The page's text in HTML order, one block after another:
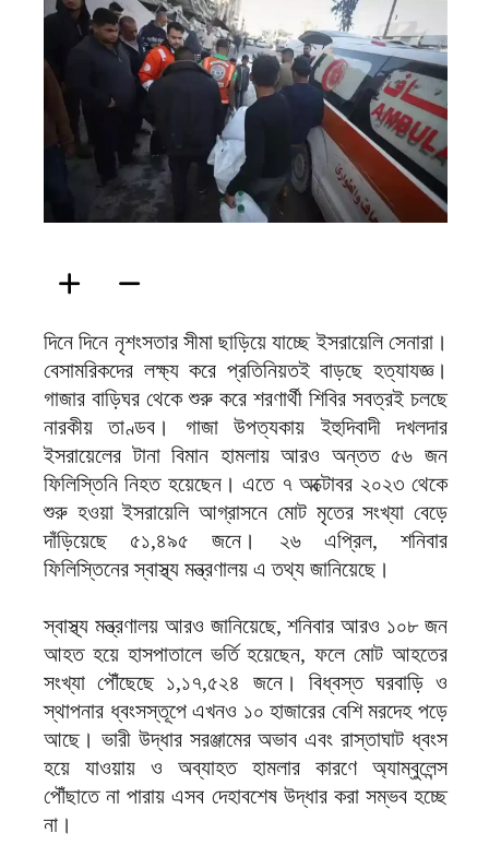
দিনে দিনে নৃশংসতার সীমা ছাড়িয়ে যাচ্ছে ইসরায়েলি সেনারা।
বেসামরিকদের লক্ষ্য করে প্রতিনিয়তই বাড়ছে হত্যাযজ্ঞ।
গাজার বাড়িঘর থেকে শুরু করে শরণার্থী শিবির সবত্রই চলছে
নারকীয় তাণ্ডব। গাজা উপত্যকায় ইহুদিবাদী দখলদার
ইসরায়েলের টানা বিমান হামলায় আরও অন্তত ৫৬ জন
ফিলিস্তিনি নিহত হয়েছেন। এতে ৭ অক্টোবর ২০২৩ থেকে
শুরু হওয়া ইসরায়েলি আগ্রাসনে মোট মৃতের সংখ্যা বেড়ে
দাঁড়িয়েছে ৫১,৪৯৫ জনে। ২৬ এপ্রিল, শনিবার
ফিলিস্তিনের স্বাস্থ্য মন্ত্রণালয় এ তথ্য জানিয়েছে।
স্বাস্থ্য মন্ত্রণালয় আরও জানিয়েছে, শনিবার আরও ১০৮ জন
আহত হয়ে হাসপাতালে ভর্তি হয়েছেন, ফলে মোট আহতের
সংখ্যা পৌঁছেছে ১,১৭,৫২৪ জনে। বিধ্বস্ত ঘরবাড়ি ও
স্থাপনার ধ্বংসস্তূপে এখনও ১০ হাজারের বেশি মরদেহ পড়ে
আছে। ভারী উদ্ধার সরঞ্জামের অভাব এবং রাস্তাঘাট ধ্বংস
হয়ে যাওয়ায় ও অব্যাহত হামলার কারণে অ্যাম্বুলেন্স
পৌঁছাতে না পারায় এসব দেহাবশেষ উদ্ধার করা সম্ভব হচ্ছে
না।